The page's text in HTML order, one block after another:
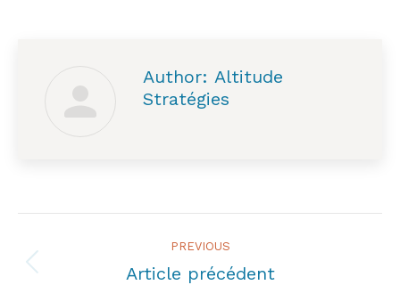
Author: Altitude
Stratégies
navigation
PREVIOUS
Previous
Article précédent